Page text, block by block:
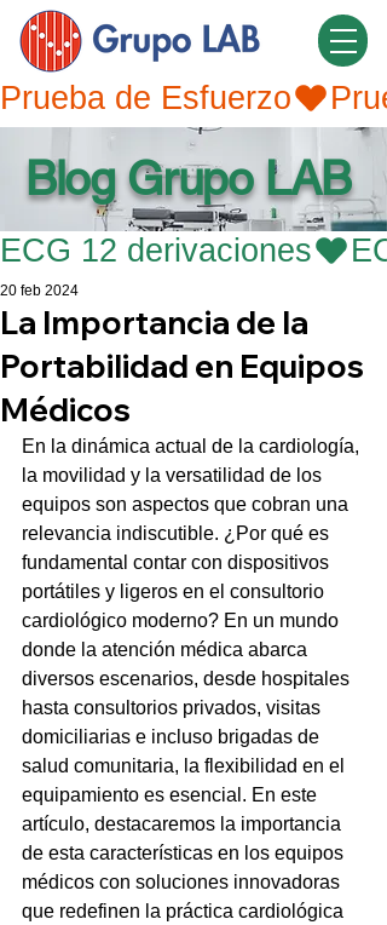
Prueba de Esfuerzo
Blog Grupo LAB
ECG 12 derivaciones
La Importancia de la
Portabilidad en Equipos
Médicos
20 feb 2024
En la dinámica actual de la cardiología,
la movilidad y la versatilidad de los
equipos son aspectos que cobran una
relevancia indiscutible. ¿Por qué es
fundamental contar con dispositivos
portátiles y ligeros en el consultorio
cardiológico moderno? En un mundo
donde la atención médica abarca
diversos escenarios, desde hospitales
hasta consultorios privados, visitas
domiciliarias e incluso brigadas de
salud comunitaria, la flexibilidad en el
equipamiento es esencial. En este
artículo, destacaremos la importancia
de esta características en los equipos
médicos con soluciones innovadoras
que redefinen la práctica cardiológica